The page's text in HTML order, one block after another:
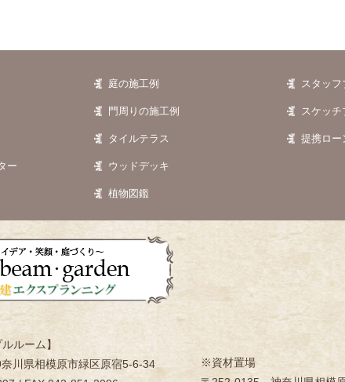
ー
庭の施工例
門周りの施工例
タイルテラス
ウッドデッキ
植物図鑑
スタッフ
スケッチ
提携ロー
ルーム】
川県相模原市緑区原宿5-6-34
※資材置場